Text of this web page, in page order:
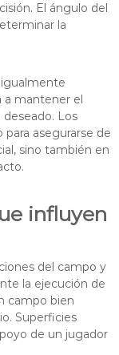
El ángulo del
la
mantener el
Los
asegurarse de
sino también en
influyen
del campo y
la ejecución de
campo bien
Superficies
de un jugador